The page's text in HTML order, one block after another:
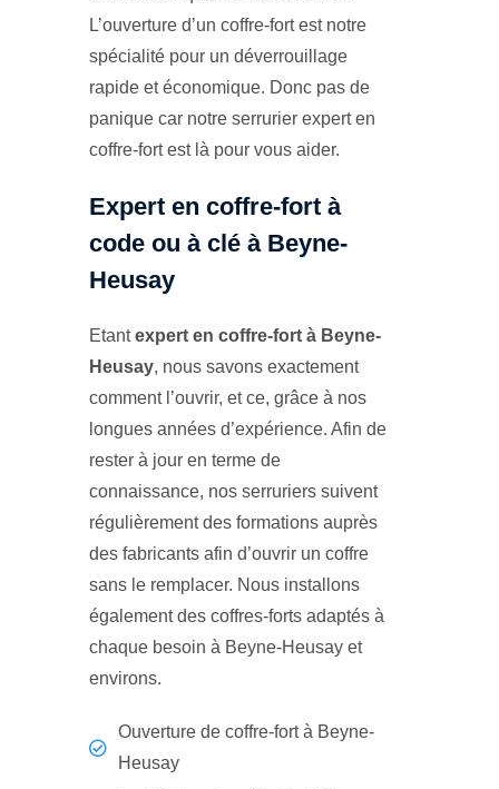
L’ouverture d’un coffre-fort est notre
spécialité pour un déverrouillage
rapide et économique. Donc pas de
panique car notre serrurier expert en
coffre-fort est là pour vous aider.
Expert en coffre-fort à
code ou à clé à Beyne-
Heusay
Etantexpert en coffre-fort à Beyne-
Heusay, nous savons exactement
comment l’ouvrir, et ce, grâce à nos
longues années d’expérience. Afin de
rester à jour en terme de
connaissance, nos serruriers suivent
régulièrement des formations auprès
des fabricants afin d’ouvrir un coffre
sans le remplacer. Nous installons
également des coffres-forts adaptés à
chaque besoin à Beyne-Heusay et
environs.
Ouverture de coffre-fort à Beyne-
Heusay